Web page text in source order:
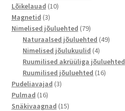
Lõikelauad 1010
Magnetid 33
toodet
Nimelised jõuluehted 7979
toodet
Naturaalsed jõuluehted 4949
Nimelised jõulukuulid 44
toodet
Ruumilised akrüüliga jõuluehted
Ruumilised jõuluehted 1616
Pudeliavajad 33
Pulmad 1616
toodet
Snäkivaagnad 1515